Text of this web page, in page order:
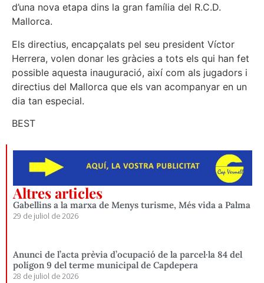
d’una nova etapa dins la gran família del R.C.D.
Mallorca.
Els directius, encapçalats pel seu president Víctor
Herrera, volen donar les gràcies a tots els qui han fet
possible aquesta inauguració, així com als jugadors i
directius del Mallorca que els van acompanyar en un
dia tan especial.
BEST
Altres articles
Gabellins a la marxa de Menys turisme, Més vida a Palma
29 de juliol de 2026
Anunci de l’acta prèvia d’ocupació de la parcel·la 84 del
polígon 9 del terme municipal de Capdepera
28 de juliol de 2026